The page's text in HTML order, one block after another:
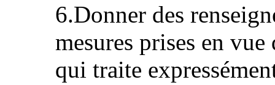
6.Donner des
mesures prises en
qui traite